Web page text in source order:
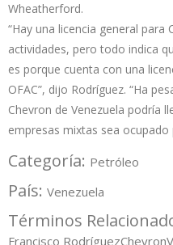
Wheatherford.
“Hay una licencia general
actividades, pero todo indica
es porque cuenta con una
OFAC”, dijo Rodríguez. “Ha
Chevron de Venezuela podría
empresas mixtas sea ocupado
Categoría: Petróleo
País: Venezuela
Términos
Francisco RodríguezChevron